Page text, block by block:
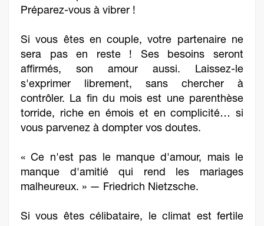
Préparez-vous à vibrer !
Si vous êtes en couple, votre partenaire ne
sera pas en reste ! Ses besoins seront
affirmés, son amour aussi. Laissez-le
s'exprimer librement, sans chercher à
contrôler. La fin du mois est une parenthèse
torride, riche en émois et en complicité… si
vous parvenez à dompter vos doutes.
« Ce n'est pas le manque d'amour, mais le
manque d'amitié qui rend les mariages
malheureux. » — Friedrich Nietzsche.
Si vous êtes célibataire, le climat est fertile